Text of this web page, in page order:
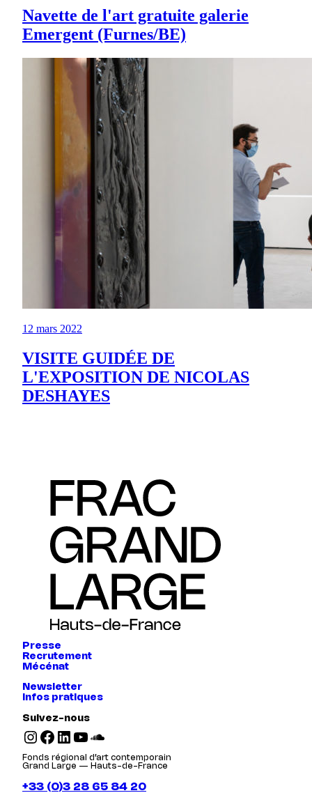
Navette de l'art gratuite galerie
Emergent (Furnes/BE)
12 mars 2022
VISITE GUIDÉE DE
L'EXPOSITION DE NICOLAS
DESHAYES
Presse
Recrutement
Mécénat
Newsletter
Infos pratiques
Suivez-nous
Instagram Facebook LinkedIn YouTube SoundCloud
Fonds régional d’art contemporain
Grand Large — Hauts-de-France
+33 (0)3 28 65 84 20